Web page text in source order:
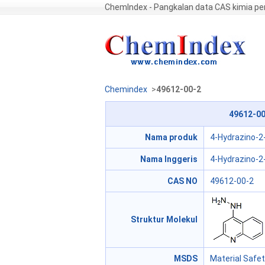
ChemIndex - Pangkalan data CAS kimia
Chemindex >49612-00-2
49612-
Nama produk 4-Hydrazino-
Nama Inggeris 4-Hydrazino-
CAS NO 49612-00-2
Struktur Molekul
MSDS Material